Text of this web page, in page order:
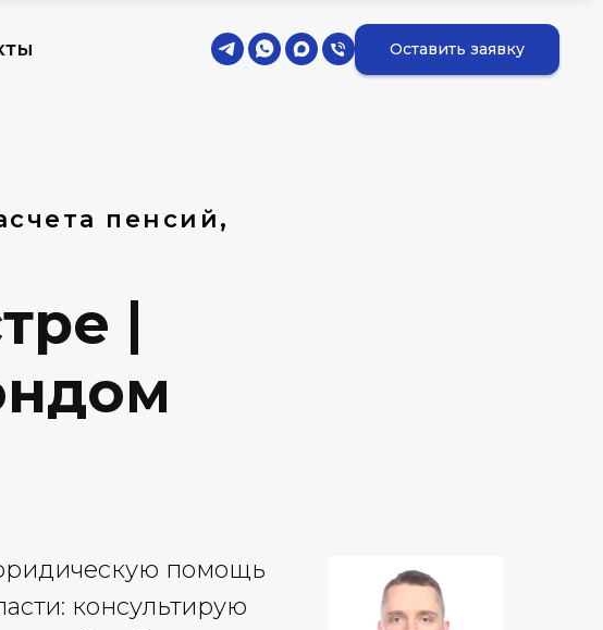
Оставить заявку
пенсий,
|
помощь
консультирую